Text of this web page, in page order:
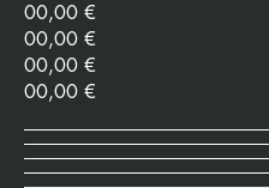
00,00 €
00,00 €
00,00 €
00,00 €